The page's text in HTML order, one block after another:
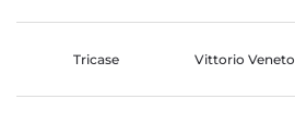
Tricase Vittorio Veneto